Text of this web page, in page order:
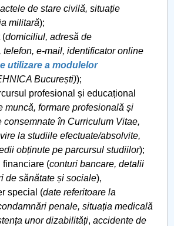
de stare civilă, situație
militară);
(domiciliul, adresă de
telefon, e-mail, identificator online
utilizare a modulelor
București));
profesional și educațional
muncă, formare profesională și
consemnate în Curriculum Vitae,
la studiile efectuate/absolvite,
obținute pe parcursul studiilor);
financiare (conturi bancare, detalii
de sănătate și sociale),
special (date referitoare la
penale, situația medicală
unor dizabilități, accidente de